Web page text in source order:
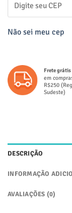
Não sei meu cep
Frete grátis
em
R$250
Sudeste)
DESCRIÇÃO
INFORMAÇÃO
AVALIAÇÕES (0)